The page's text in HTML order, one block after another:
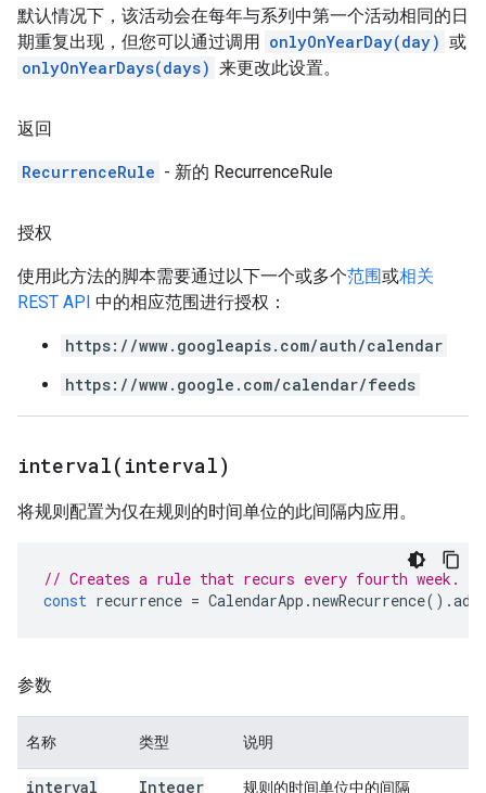
默认情况下，该活动会在每年与系列中第一个活动相同的日
期重复出现，但您可以通过调用 onlyOnYearDay(day) 或
onlyOnYearDays(days) 来更改此设置。
返回
RecurrenceRule - 新的 RecurrenceRule
授权
使用此方法的脚本需要通过以下一个或多个范围或相关
REST API 中的相应范围进行授权：
https://www.googleapis.com/auth/calendar
https://www.google.com/calendar/feeds
interval( interval)
将规则配置为仅在规则的时间单位的此间隔内应用。
// Creates a rule that recurs every fourth week.
const recurrence = CalendarApp .newRecurrence().
参数
名称 类型 说明
interval Integer 规则的时间单位中的间隔